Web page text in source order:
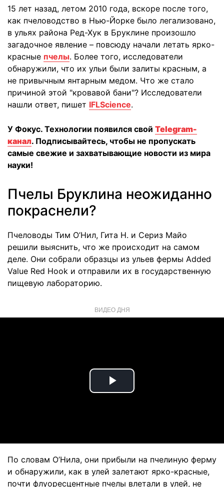
15 лет назад, летом 2010 года, вскоре после того,
как пчеловодство в Нью-Йорке было легализовано,
в ульях района Ред-Хук в Бруклине произошло
загадочное явление – повсюду начали летать ярко-
красные пчелы. Более того, исследователи
обнаружили, что их ульи были залиты красным, а
не привычным янтарным медом. Что же стало
причиной этой "кровавой бани"? Исследователи
нашли ответ, пишет IFLScience.
У Фокус. Технологии появился свой Telegram-
канал. Подписывайтесь, чтобы не пропускать
самые свежие и захватывающие новости из мира
науки!
Пчелы Бруклина неожиданно
покраснели?
Пчеловоды Тим О’Нил, Гита Н. и Сериз Майо
решили выяснить, что же происходит на самом
деле. Они собрали образцы из ульев фермы Added
Value Red Hook и отправили их в государственную
пищевую лабораторию.
ВИДЕО ДНЯ
Play
По словам О’Нила, они прибыли на пчелиную ферму
и обнаружили, как в улей залетают ярко-красные,
почти флуоресцентные пчелы влетали в улей, не